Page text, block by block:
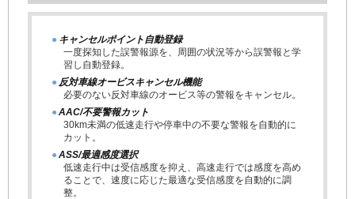
● キャンセルポイント自動登録
一度探知した誤警報源を、周囲の状況等から誤警報と学
習し自動登録。
● 反対車線オービスキャンセル機能
必要のない反対車線のオービス等の警報をキャンセル。
● AAC/不要警報カット
30km未満の低速走行や停車中の不要な警報を自動的に
カット。
● ASS/最適感度選択
低速走行中は受信感度を抑え、高速走行では感度を高め
ることで、速度に応じた最適な受信感度を自動的に調
整。